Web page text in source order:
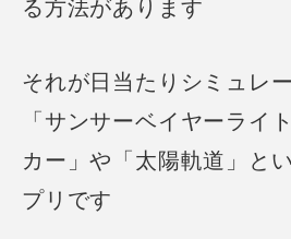
る方法があります
それが日当たりシミュレ
「サンサーベイヤーライ
カー」や「太陽軌道」と
プリです